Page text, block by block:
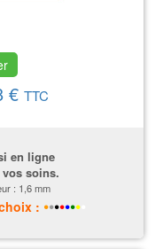
€ TTC
en ligne
soins.
: 1,6 mm
: •••••••